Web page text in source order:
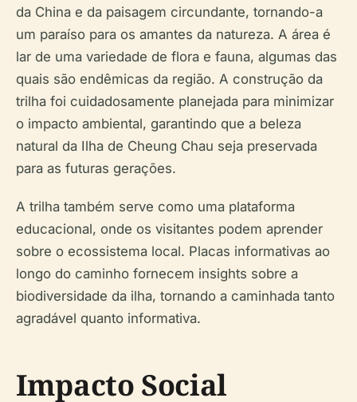
da China e da paisagem circundante, tornando-a
um paraíso para os amantes da natureza. A área é
lar de uma variedade de flora e fauna, algumas das
quais são endêmicas da região. A construção da
trilha foi cuidadosamente planejada para minimizar
o impacto ambiental, garantindo que a beleza
natural da Ilha de Cheung Chau seja preservada
para as futuras gerações.
A trilha também serve como uma plataforma
educacional, onde os visitantes podem aprender
sobre o ecossistema local. Placas informativas ao
longo do caminho fornecem insights sobre a
biodiversidade da ilha, tornando a caminhada tanto
agradável quanto informativa.
Impacto Social